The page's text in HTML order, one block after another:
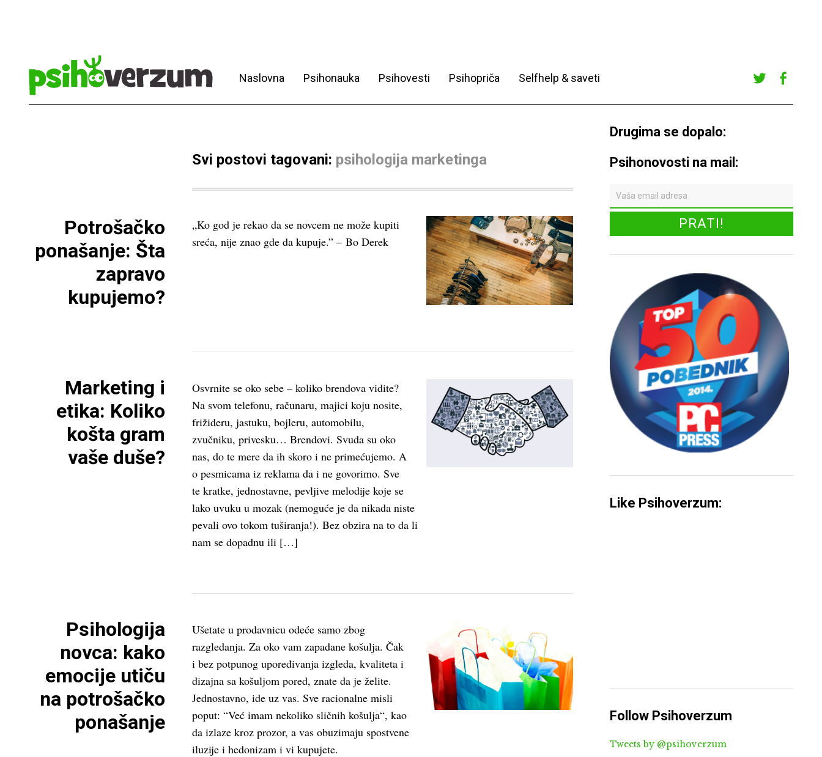
Naslovna Psihonauka Psihovesti Psihopriča Selfhelp & saveti
r
ook
Svi postovi tagovani: psihologija marketinga
Potrošačko
ponašanje: Šta
zapravo
kupujemo?
„Ko god je rekao da se novcem ne može kupiti
sreća, nije znao gde da kupuje.” – Bo Derek
Marketing i
etika: Koliko
košta gram
vaše duše?
Osvrnite se oko sebe – koliko brendova vidite?
Na svom telefonu, računaru, majici koju nosite,
frižideru, jastuku, bojleru, automobilu,
zvučniku, privesku… Brendovi. Svuda su oko
nas, do te mere da ih skoro i ne primećujemo. A
o pesmicama iz reklama da i ne govorimo. Sve
te kratke, jednostavne, pevljive melodije koje se
lako uvuku u mozak (nemoguće je da nikada niste
pevali ovo tokom tuširanja!). Bez obzira na to da li
nam se dopadnu ili […]
Psihologija
novca: kako
emocije utiču
na potrošačko
ponašanje
Ušetate u prodavnicu odeće samo zbog
razgledanja. Za oko vam zapadane košulja. Čak
i bez potpunog upoređivanja izgleda, kvaliteta i
dizajna sa košuljom pored, znate da je želite.
Jednostavno, ide uz vas. Sve racionalne misli
poput: “Već imam nekoliko sličnih košulja“, kao
da izlaze kroz prozor, a vas obuzimaju spostvene
iluzije i hedonizam i vi kupujete.
Drugima se dopalo:
Psihonovosti na mail:
Like Psihoverzum:
Follow Psihoverzum
Tweets by @psihoverzum